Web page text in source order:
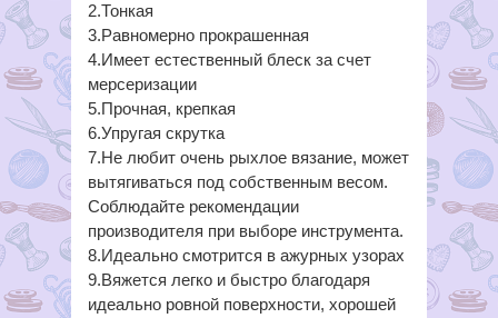
2.Тонкая
3.Равномерно прокрашенная
4.Имеет естественный блеск за счет
мерсеризации
5.Прочная, крепкая
6.Упругая скрутка
7.Не любит очень рыхлое вязание, может
вытягиваться под собственным весом.
Соблюдайте рекомендации
производителя при выборе инструмента.
8.Идеально смотрится в ажурных узорах
9.Вяжется легко и быстро благодаря
идеально ровной поверхности, хорошей